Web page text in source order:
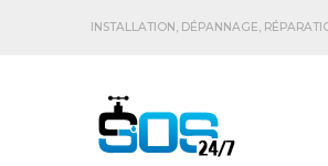
INSTALLATION, DÉPANNAGE,